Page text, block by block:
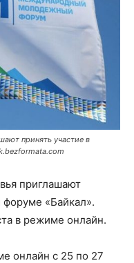
принять участие в
приглашают
«Байкал».
в режиме онлайн.
онлайн с 25 по 27